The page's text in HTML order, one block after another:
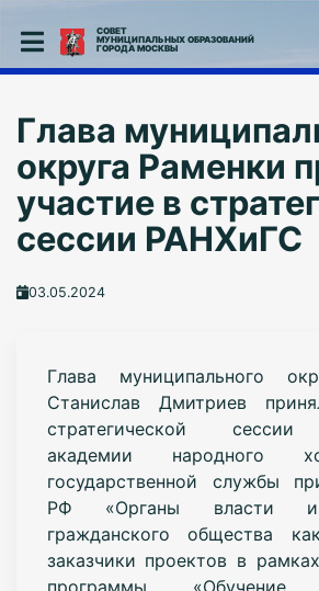
СОВЕТ
МУНИЦИПАЛЬНЫХ ОБРАЗОВАНИЙ
ГОРОДА МОСКВЫ
Глава
округа Раменки
участие в
сессии РАНХиГС
03.05.2024
Глава муниципального
Станислав Дмитриев
стратегической
академии народного
государственной службы
РФ «Органы власти и
гражданского общества
заказчики проектов в
программы «Обучение